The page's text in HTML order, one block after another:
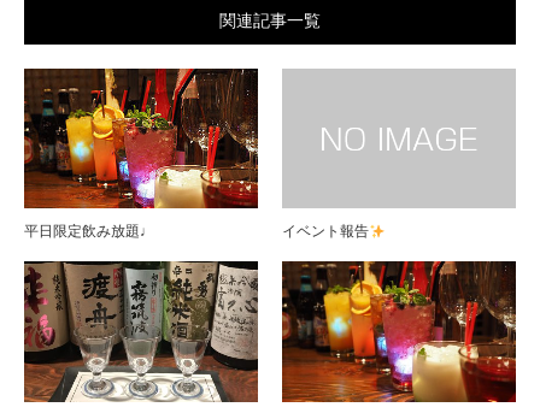
関連記事一覧
平日限定飲み放題♩ イベント報告